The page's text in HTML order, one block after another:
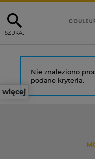
SZUKAJ
więcej
Nie znaleziono
podane kryteria.